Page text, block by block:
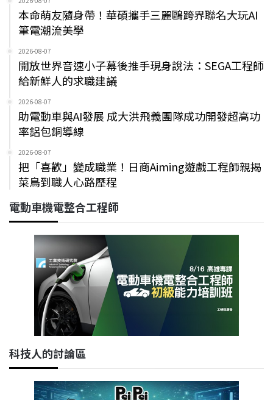
本命萌友隨身帶！華碩攜手三麗鷗跨界聯名大玩AI
筆電潮流美學
2026-08-07
開放世界音速小子幕後推手現身說法：SEGA工程師
給新鮮人的求職建議
2026-08-07
助電動車與AI發展 成大洪飛義團隊成功開發超高功
率鋁包銅導線
2026-08-07
把「喜歡」變成職業！日商Aiming遊戲工程師親揭
菜鳥到職人心路歷程
電動車機電整合工程師
科技人的討論區